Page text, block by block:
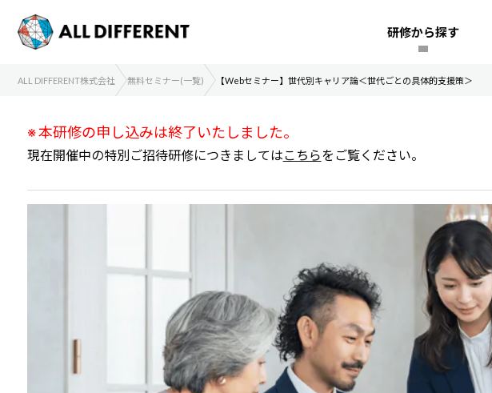
研修から探す
ALL DIFFERENT株式会社 無料セミナー(一覧) 【Webセミナー】世代別キャリア論＜世代ごとの具体的支援策＞
※ 本研修の申し込みは終了いたしました。
現在開催中の特別ご招待研修につきましてはこちらをご覧ください。